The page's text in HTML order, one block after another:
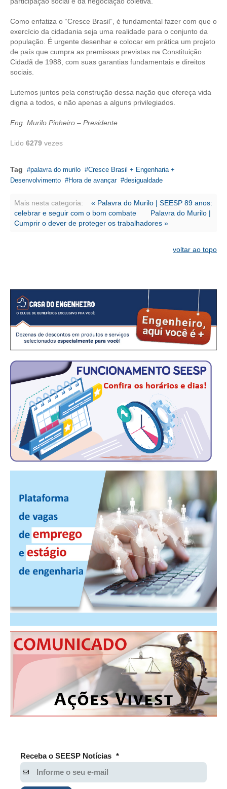
CONTATO
CURSOS
ENGENHEIRO EMPREENDEDOR
PLATAFORMAS GRATUITAS
BENEFÍCIOS
APOSENTADORIA
SEESPPREV
CONSÓRCIOS
PALAVRA DO MURILO
NOTÍCIAS
CONTEÚDO ESPECIAL
JORNAL DO ENGENHEIRO
AGENDA
SEESP NOTÍCIAS
NOTÍCIAS NO WHATSAPP
FOTOS
PUBLICAÇÕES
MANUAL DE REDAÇÃO
RELEASES
CONTATO
CADASTRO
ATUALIZAÇÃO CADASTRAL
Como enfatiza o “Cresce Brasil”, é fundamental fazer com que o
exercício da cidadania seja uma realidade para o conjunto da
população. É urgente desenhar e colocar em prática um projeto
de país que cumpra as premissas previstas na Constituição
Cidadã de 1988, com suas garantias fundamentais e direitos
sociais.
Lutemos juntos pela construção dessa nação que ofereça vida
digna a todos, e não apenas a alguns privilegiados.
Eng. Murilo Pinheiro – Presidente
Lido 6279 vezes
Tag palavra do murilo
Cresce Brasil + Engenharia +
Desenvolvimento
Hora de avançar desigualdade
Mais nesta categoria:
« Palavra do Murilo | SEESP 89 anos:
celebrar e seguir com o bom combate
Palavra do Murilo |
Cumprir o dever de proteger os trabalhadores »
voltar ao topo
Receba o SEESP Notícias *